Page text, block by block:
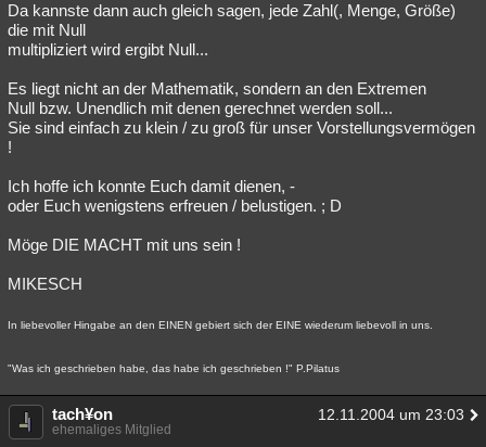
Da kannste dann auch gleich sagen, jede Zahl(, Menge, Größe)
die mit Null
multipliziert wird ergibt Null...
Es liegt nicht an der Mathematik, sondern an den Extremen
Null bzw. Unendlich mit denen gerechnet werden soll...
Sie sind einfach zu klein / zu groß für unser Vorstellungsvermögen
!
Ich hoffe ich konnte Euch damit dienen, -
oder Euch wenigstens erfreuen / belustigen. ; D
Möge DIE MACHT mit uns sein !
MIKESCH
In liebevoller Hingabe an den EINEN gebiert sich der EINE wiederum liebevoll in uns.
"Was ich geschrieben habe, das habe ich geschrieben !" P.Pilatus
tach¥on 12.11.2004 um 23:03
ehemaliges Mitglied